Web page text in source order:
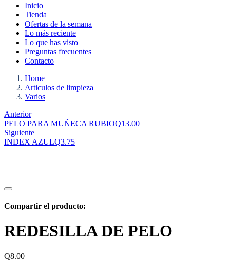
Inicio
Tienda
Ofertas de la semana
Lo más reciente
Lo que has visto
Preguntas frecuentes
Contacto
Home
Articulos de limpieza
Varios
Anterior
PELO PARA MUÑECA RUBIOQ13.00
Siguiente
INDEX AZULQ3.75
Compartir el producto:
REDESILLA DE PELO
Q8.00